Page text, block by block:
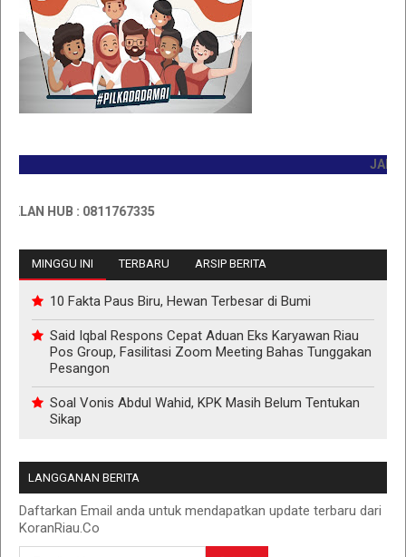
JADILAH
HUB : 0811767335
MINGGU INI TERBARU ARSIP BERITA
10 Fakta Paus Biru, Hewan Terbesar di Bumi
Said Iqbal Respons Cepat Aduan Eks Karyawan Riau
Pos Group, Fasilitasi Zoom Meeting Bahas Tunggakan
Pesangon
Soal Vonis Abdul Wahid, KPK Masih Belum Tentukan
Sikap
LANGGANAN BERITA
Daftarkan Email anda untuk mendapatkan update terbaru dari
KoranRiau.Co